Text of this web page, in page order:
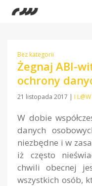
Bez kategorii
Żegnaj ABI-
ochrony
21 listopada 2017 | I
W dobie
danych
niezbędne i w
iż często
chwili obecnej
wszystkich osób,